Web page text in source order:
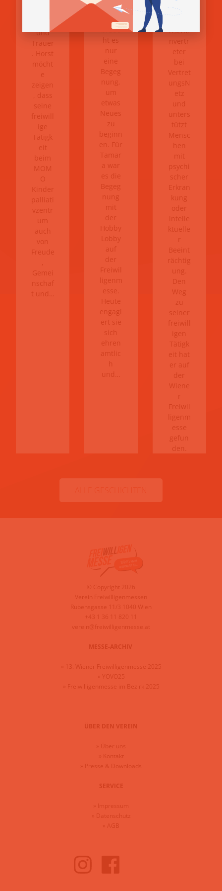
und
Trauer
. Horst
möcht
e
zeigen
, dass
seine
freiwill
ige
Tätigk
eit
beim
MOM
O
Kinder
palliati
vzentr
um
auch
von
Freude
,
Gemei
nschaf
t und…
Manch
mal
brauc
ht es
nur
eine
Begeg
nung,
um
etwas
Neues
zu
beginn
en. Für
Tamar
a war
es die
Begeg
nung
mit
der
Hobby
Lobby
auf
der
Freiwil
ligenm
esse.
Heute
engagi
ert sie
sich
ehren
amtlic
h
und…
her
hsene
nvertr
eter
bei
Vertret
ungsN
etz
und
unters
tützt
Mensc
hen
mit
psychi
scher
Erkran
kung
oder
intelle
ktuelle
r
Beeint
rächtig
ung.
Den
Weg
zu
seiner
freiwill
igen
Tätigk
eit hat
er auf
der
Wiene
r
Freiwil
ligenm
esse
gefun
den.
© Copyright 2026
Verein Freiwilligenmessen
Rubensgasse 11/3 1040 Wien
+43 1 36 11 820 11
verein@freiwilligenmesse.at
MESSE-ARCHIV
13. Wiener Freiwilligenmesse 2025
YOVO25
Freiwilligenmesse im Bezirk 2025
ÜBER DEN VEREIN
Über uns
Kontakt
Presse & Downloads
SERVICE
Impressum
Datenschutz
AGB